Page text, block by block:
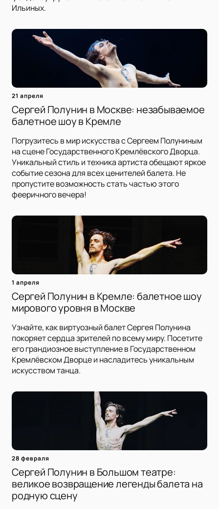
Ильиных.
21 апреля
Сергей Полунин в Москве: незабываемое
балетное шоу в Кремле
Погрузитесь в мир искусства с Сергеем Полуниным
на сцене Государственного Кремлёвского Дворца.
Уникальный стиль и техника артиста обещают яркое
событие сезона для всех ценителей балета. Не
пропустите возможность стать частью этого
фееричного вечера!
1 апреля
Сергей Полунин в Кремле: балетное шоу
мирового уровня в Москве
Узнайте, как виртуозный балет Сергея Полунина
покоряет сердца зрителей по всему миру. Посетите
его грандиозное выступление в Государственном
Кремлёвском Дворце и насладитесь уникальным
искусством танца.
28 февраля
Сергей Полунин в Большом театре:
великое возвращение легенды балета на
родную сцену